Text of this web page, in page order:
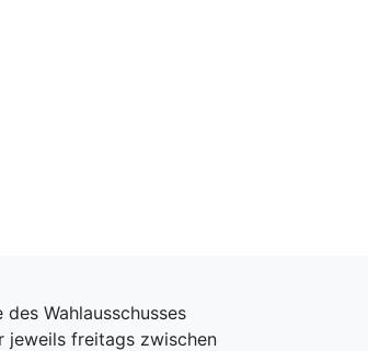
Wahlausschusses
jeweils freitags zwischen